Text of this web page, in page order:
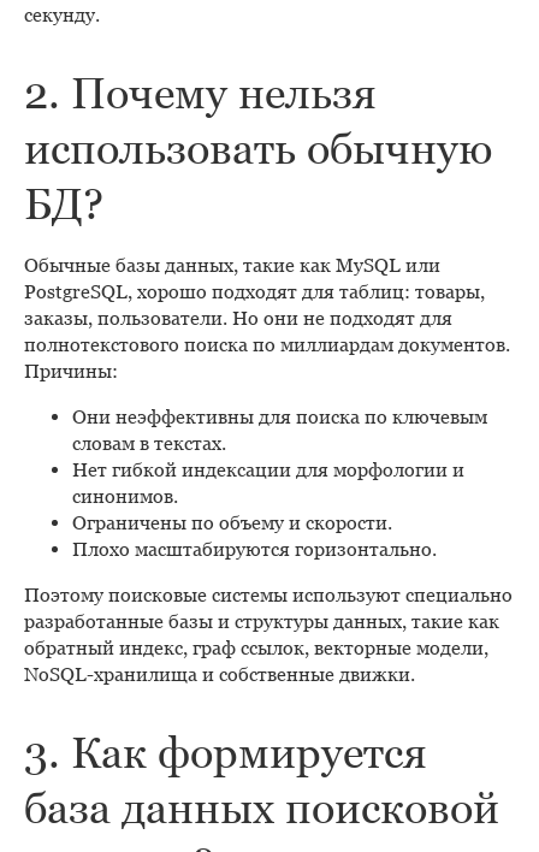
секунду.
2. Почему нельзя
использовать обычную
БД?
Обычные базы данных, такие как MySQL или
PostgreSQL, хорошо подходят для таблиц: товары,
заказы, пользователи. Но они не подходят для
полнотекстового поиска по миллиардам документов.
Причины:
Они неэффективны для поиска по ключевым
словам в текстах.
Нет гибкой индексации для морфологии и
синонимов.
Ограничены по объему и скорости.
Плохо масштабируются горизонтально.
Поэтому поисковые системы используют специально
разработанные базы и структуры данных, такие как
обратный индекс, граф ссылок, векторные модели,
NoSQL-хранилища и собственные движки.
3. Как формируется
база данных поисковой